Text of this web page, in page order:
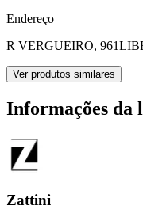
Endereço
R VERGUEIRO, 961
Ver produtos similares
Informações da
Zattini